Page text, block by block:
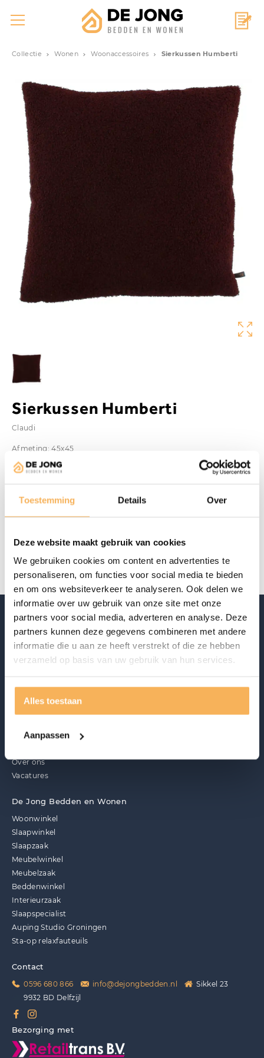
Toestemming Details Over
Deze website maakt gebruik van cookies
We gebruiken cookies om content en advertenties te
personaliseren, om functies voor social media te bieden
en om ons websiteverkeer te analyseren. Ook delen we
informatie over uw gebruik van onze site met onze
partners voor social media, adverteren en analyse. Deze
partners kunnen deze gegevens combineren met andere
informatie die u aan ze heeft verstrekt of die ze hebben
verzameld op basis van uw gebruik van hun services.
Alles toestaan
Aanpassen
Collectie Wonen Woonaccessoires Sierkussen Humberti
Sierkussen Humberti
Claudi
Afmeting: 45x45
Kleur: Aubergine
€59,00
Ontdek ook
Merken
Over ons
Vacatures
De Jong Bedden en Wonen
Woonwinkel
Slaapwinkel
Slaapzaak
Meubelwinkel
Meubelzaak
Beddenwinkel
Interieurzaak
Slaapspecialist
Auping Studio Groningen
Sta-op relaxfauteuils
Contact
0596 680 866 info@dejongbedden.nl
Sikkel 23
9932 BD Delfzijl
Bezorging met